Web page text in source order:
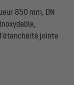
850 mm, DN
jointe